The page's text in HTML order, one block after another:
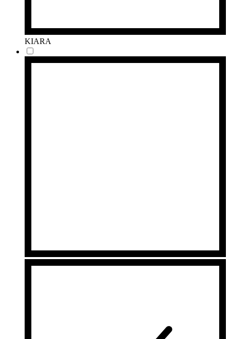
KIARA